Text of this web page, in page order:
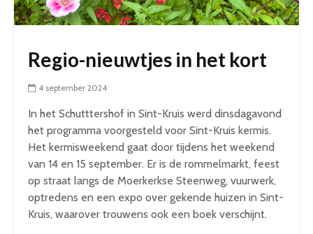
Regio-nieuwtjes in het kort
4 september 2024
In het Schutttershof in Sint-Kruis werd dinsdagavond
het programma voorgesteld voor Sint-Kruis kermis.
Het kermisweekend gaat door tijdens het weekend
van 14 en 15 september. Er is de rommelmarkt, feest
op straat langs de Moerkerkse Steenweg, vuurwerk,
optredens en een expo over gekende huizen in Sint-
Kruis, waarover trouwens ook een boek verschijnt.